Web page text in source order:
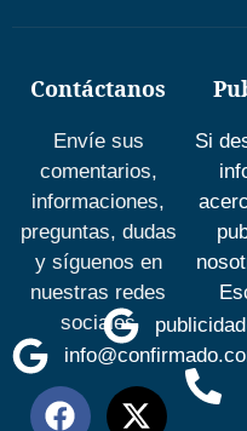
Contáctanos
Envíe sus
comentarios,
informaciones,
preguntas, dudas
y síguenos en
nuestras redes
sociales
Si